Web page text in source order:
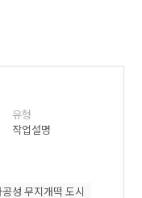
유형
작업설명
공성 무지개떡 도시